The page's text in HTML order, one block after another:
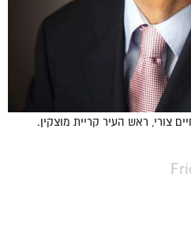
צורי, ראש העיר קריית מוצקין.